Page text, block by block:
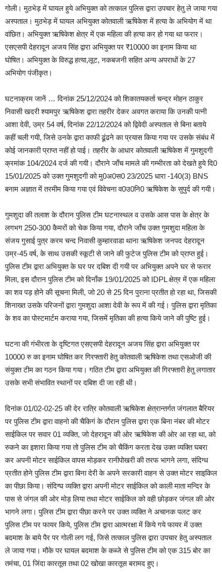
गोली। मुठभेड़ में घायल हुये अभियुक्त को तत्काल पुलिस द्वारा उपचार हेतु ले जाया गया
अस्पताल। मुठभेड़ में घायल अभियुक्त कोतवाली ऋषिकेश में हत्या के अभियोग में था
वांछित। अभियुक्त ऋषिकेश क्षेत्र में एक महिला की हत्या कर हो गया था फरार।
एसएसपी देहरादून अजय सिंह द्वारा अभियुक्त पर ₹10000 का इनाम किया था
घोषित। अभियुक्त के विरुद्ध हत्या,लूट, नकबजनी सहित अन्य अपराधों के 27
अभियोग पंजीकृत।
घटनाक्रम जानें … दिनांक 25/12/2024 को शिकातयकर्ता चन्द्र मोहन ठाकुर
निवासी खदरी श्यामपुर ऋषिकेश द्वारा तहरीर देकर अवगत कराया कि उनकी पत्नी
आशा देवी, उम्र 54 वर्ष, दिनांक 22/12/2024 को द्विवेदी अस्पताल से बिना बताये
कहीं चली गयी, जिसे उनके द्वारा काफी ढूंढने का प्रयास किया गया पर उसके संबंध में
कोई जानकारी प्राप्त नहीं हो पाई। तहरीर के आधार कोतवाली ऋषिकेश में गुमशुदगी
क्रमांक 104/2024 दर्ज की गयी। दौराने जाँच मामले की गम्भीरता को देखते हुये दि0
15/01/2025 को उक्त गुमशुदगी को मु0अ0स0 23/2025 धारा -140(3) BNS
बनाम अज्ञात में तरमीम किया गया एवं विवेचना व0उ0नि0 ऋषिकेश के सुपुर्द की गयी।
गुमशुदा की तलाश के दौरान पुलिस टीम घटनास्थल व उसके आस पास के क्षेत्र के
लगभग 250-300 कैमरों को चेक किया गया, दौराने जाँच उक्त गुमशुदा महिला के
संजय गुसाई पुत्र करम चन्द निवासी कुम्हारवाडा थाना ऋषिकेश जनपद देहरादून
उम्र-45 वर्ष, के साथ उसकी स्कूटी से जाने की फुटेज पुलिस टीम को प्राप्त हुई।
पुलिस टीम द्वारा अभियुक्त के घर पर दबिश दी गयी पर अभियुक्त अपने घर से फरार
मिला, इस दौरान पुलिस टीम को दिनाँक 19/01/2025 को IDPL क्षेत्र में एक महिला
का शव पड़ होने की सूचना मिली, जो 20 से 25 दिन पुराना प्रतीत हो रहा था, जिसकी
शिनाख्त उसके परिजनों द्वारा गुमशुदा आशा देवी के रूप में की गई। पुलिस द्वारा मृतिका
के शव का पोस्टमार्टम कराया गया, जिसमें मृतिका की हत्या किये जाने की पुष्टि हुई।
घटना की गंभीरता के दृष्टिगत एसएसपी देहरादून अजय सिंह द्वारा अभियुक्त पर
10000 रु का इनाम घोषित कर गिरफ्तारी हेतु कोतवाली ऋषिकेश तथा एसओजी की
संयुक्त टीम का गठन किया गया। गठित टीम द्वारा अभियुक्त की गिरफ्तारी हेतु लगातार
उसके सभी संभावित स्थानों पर दबिश दी जा रही थी।
दिनांक 01/02-02-25 की देर रात्रि कोतवाली ऋषिकेश क्षेत्रान्तर्गत जंगलात बैरियर
पर पुलिस टीम द्वारा वाहनो की चैकिगं के दौरान पुलिस द्वारा एक बिना नंबर की मोटर
साईकिल पर सवार 01 व्यक्ति, जो देहरादून की ओर ऋषिकेश की ओर आ रहा था, को
रुकने का इशारा किया गया तो पुलिस टीम को चैकिंग करता देख उक्त व्यक्ति घबरा
कर अपनी मोटर साईकिल वापस मोड़कर रानीपोखरी की तरफ भागने लगा, संदिग्ध
प्रतीत होने पुलिस टीम द्वारा बिना देरी के अपने सरकारी वाहन से उक्त मोटर साइकिल
का पीछा किया। संदिग्घ व्यक्ति द्वारा अपनी मोटर साईकिल को काली माता मन्दिर के
पास से जंगल की ओर मोड़ लिया तथा मोटर साईकिल को वही छोड़कर जंगल की ओर
भागने लगा। पुलिस टीम द्वारा पीछा करने पर उक्त व्यक्ति ने अचानक पलट कर
पुलिस टीम पर फायर किये, पुलिस टीम द्वारा आत्मरक्षा में किये गये फायर में उक्त
बदमाश के बाये पैर पर गोली लग गई, जिसे तत्काल पुलिस द्वारा उपचार हेतु अस्पताल
ले जाया गया। मौके पर घायल बदमाश के कब्जे से पुलिस टीम को एक 315 बोर का
तमंचा, 01 जिंदा कारतूस तथा 02 खोखा कारतूस बरामद हुए।